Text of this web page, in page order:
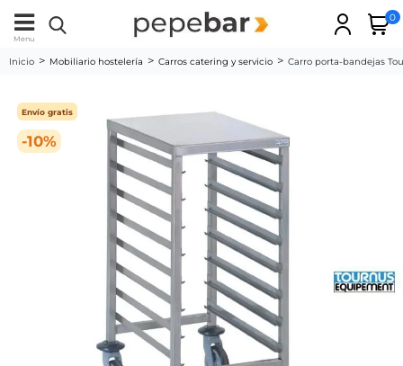
Menu
0
Inicio Mobiliario hostelería Carros catering y servicio Carro porta-bandejas
-10%
Envío gratis